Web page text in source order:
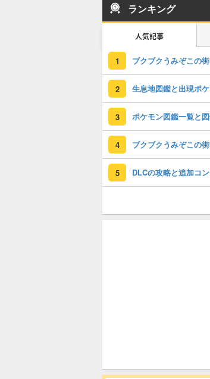
ランキング
人気記事
1
2 生息地図鑑と出現ポ
3 ポケモン図鑑一覧と
4
5 DLCの攻略と追加コ